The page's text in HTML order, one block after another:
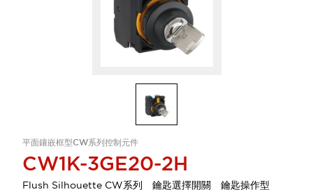
平面鑲嵌框型CW系列控制元件
CW1K-3GE20-2H
Flush Silhouette CW系列 鑰匙選擇開關 鑰匙操作型